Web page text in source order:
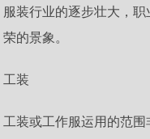
服装行业的逐步壮大，
荣的景象。
工装
工装或工作服运用的范